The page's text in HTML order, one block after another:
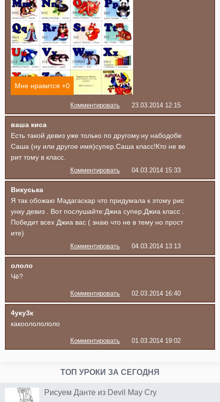
Мне нравится +0
Комментировать 23.03.2014 12:15
ваша киса
Есть такой девиз уже только по другому.ну набодобе
Саша (ну или другое имя)супер.Саша класс!Кто не ве
рит тому в класс.
Комментировать 04.03.2014 15:33
Викуська
Я так обожаю Мадагаскар что придумала к этому рис
унку девиз . Вот послушайте:Джиа супер,Джиа класс .
Победит всех Джиа вас ( знаю что не в тему но прост
ите)
Комментировать 04.03.2014 13:13
ололо
Чё?
Комментировать 02.03.2014 16:40
4уку3к
какоололололо
Комментировать 01.03.2014 19:02
ТОП УРОКИ ЗА СЕГОДНЯ
Рисуем Данте из Devil May Cry